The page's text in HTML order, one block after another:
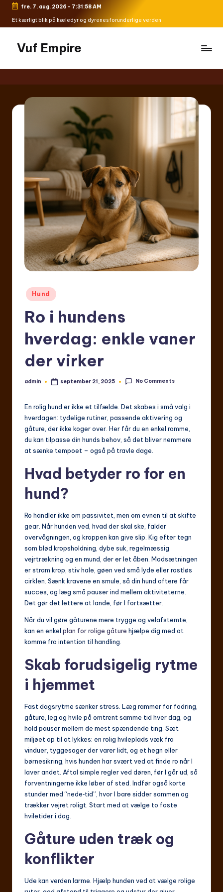
Skip
content
fre. 7. aug. 2026 - 7:31:58 AM
Et kærligt blik på kæledyr og dyrenes forunderlige verden
Vuf Empire
Posted
in
Hund
Ro i hundens
hverdag: enkle vaner
der virker
Posted
admin september 21, 2025 No Comments
En rolig hund er ikke et tilfælde. Det skabes i små valg i
hverdagen: tydelige rutiner, passende aktivering og
gåture, der ikke koger over. Her får du en enkel ramme,
du kan tilpasse din hunds behov, så det bliver nemmere
at sænke tempoet – også på travle dage.
Hvad betyder ro for en
hund?
Ro handler ikke om passivitet, men om evnen til at skifte
gear. Når hunden ved, hvad der skal ske, falder
overvågningen, og kroppen kan give slip. Kig efter tegn
som blød kropsholdning, dybe suk, regelmæssig
vejrtrækning og en mund, der er let åben. Modsætningen
er stram krop, stiv hale, gøen ved små lyde eller rastløs
cirklen. Sænk kravene en smule, så din hund oftere får
succes, og læg små pauser ind mellem aktiviteterne.
Det gør det lettere at lande, før I fortsætter.
Når du vil gøre gåturene mere trygge og velafstemte,
kan en enkel plan for rolige gåture hjælpe dig med at
komme fra intention til handling.
Skab forudsigelig rytme
i hjemmet
Fast dagsrytme sænker stress. Læg rammer for fodring,
gåture, leg og hvile på omtrent samme tid hver dag, og
hold pauser mellem de mest spændende ting. Sæt
miljøet op til at lykkes: en rolig hvileplads væk fra
vinduer, tyggesager der varer lidt, og et hegn eller
børnesikring, hvis hunden har svært ved at finde ro når I
laver andet. Aftal simple regler ved døren, før I går ud, så
forventningerne ikke løber af sted. Indfør også korte
stunder med “nede‑tid”, hvor I bare sidder sammen og
trækker vejret roligt. Start med at vælge to faste
hviletider i dag.
Gåture uden træk og
konflikter
Ude kan verden larme. Hjælp hunden ved at vælge rolige